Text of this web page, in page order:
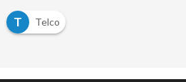
T Telco